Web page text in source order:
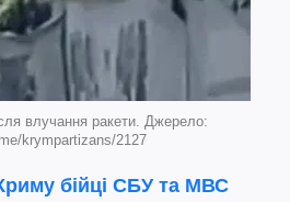
влучання ракети. Джерело:
krympartizans/2127
бійці СБУ та МВС